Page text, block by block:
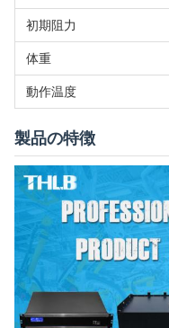
初期阻力
体重
動作温度
製品の特徴